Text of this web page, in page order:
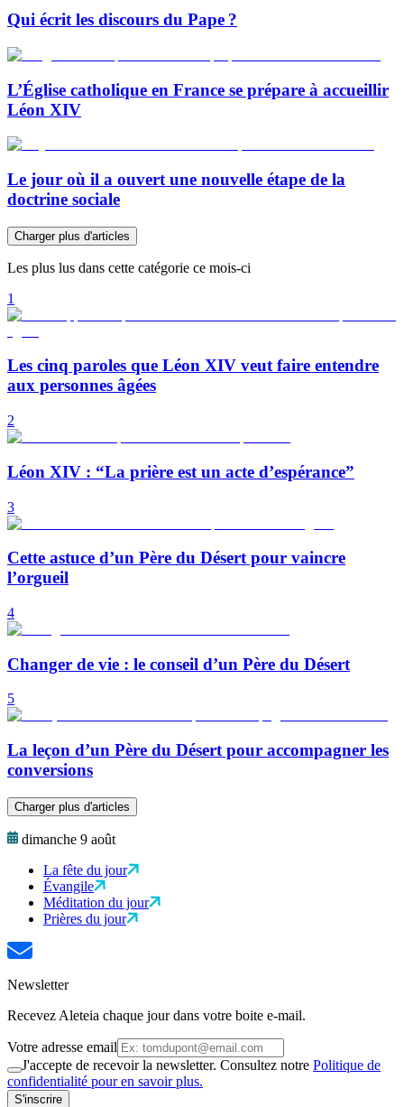
Qui écrit les discours du Pape ?
L’Église catholique en France se prépare à accueillir
Léon XIV
Le jour où il a ouvert une nouvelle étape de la
doctrine sociale
Charger plus d'articles
Les plus lus dans cette catégorie ce mois-ci
1
Les cinq paroles que Léon XIV veut faire entendre
aux personnes âgées
2
Léon XIV : “La prière est un acte d’espérance”
3
Cette astuce d’un Père du Désert pour vaincre
l’orgueil
4
Changer de vie : le conseil d’un Père du Désert
5
La leçon d’un Père du Désert pour accompagner les
conversions
Charger plus d'articles
dimanche 9 août
La fête du jour
Évangile
Méditation du jour
Prières du jour
Newsletter
Recevez Aleteia chaque jour dans votre boite e-mail.
Votre adresse email
J'accepte de recevoir la newsletter. Consultez notre Politique de
confidentialité pour en savoir plus.
S'inscrire